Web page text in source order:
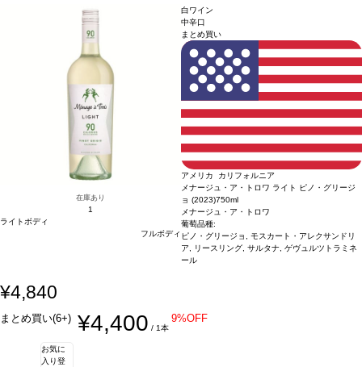
ルニア・サスティナブル・ワイナリー認証*本ヴィンテージが在庫切れの場合、在
庫があり価格が同様の場合は自動的に次のヴィンテージに変更されます、ご了承く
な酸味を含む後味へと誘われる。
葡萄品種ソーヴィニヨン・ブラン 87%、リース
リング 7%、シュナン・ブラン 6%
カリフォルニア・グリーン・メダル-サステ
ィナブル・ワイングローイング、ビジネス・リーダーシップ・アワード、カリフォ
ルニア・サスティナブル・ワイナリー認証 *本ヴィンテージが在庫切れの場合、在
庫があり価格が同様の場合は自動的に次のヴィンテージに変更されます、ご了承く
在庫あり
1
ライトボディ
フルボディ
白ワイン
中辛口
まとめ買い
アメリカ カリフォルニア
メナージュ・ア・トロワ ライト ピノ・グリージ
ョ (2023)750ml
メナージュ・ア・トロワ
葡萄品種:
ピノ・グリージョ, モスカート・アレクサンドリ
ア, リースリング, サルタナ, ゲヴュルツトラミネ
ール
¥4,840
まとめ買い(6+) ¥4,400 / 1本
9%OFF
お気に
入り登